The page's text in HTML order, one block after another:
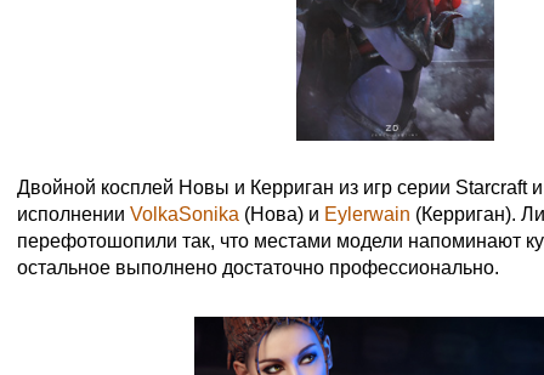
Двойной косплей Новы и Керриган из игр серии Starcraft
исполнении VolkaSonika (Нова) и Eylerwain (Керриган).
перефотошопили так, что местами модели напоминают
остальное выполнено достаточно профессионально.